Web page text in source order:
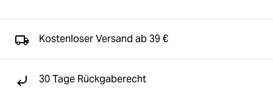
Kostenloser Versand ab 39 €
30 Tage Rückgaberecht